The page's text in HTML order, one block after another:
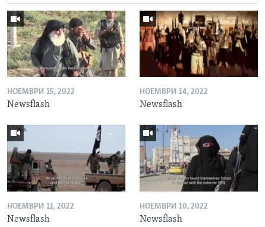
НОЕМВРИ 15, 2022
Newsflash
НОЕМВРИ 14, 2022
Newsflash
НОЕМВРИ 11, 2022
Newsflash
НОЕМВРИ 10, 2022
Newsflash